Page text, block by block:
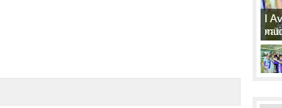
II